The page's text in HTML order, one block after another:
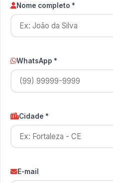
Nome completo *
WhatsApp *
Cidade *
E-mail